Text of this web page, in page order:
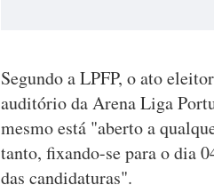
Segundo a LPFP, o ato
auditório da Arena Liga
mesmo está "aberto a
tanto, fixando-se para o dia
das candidaturas".